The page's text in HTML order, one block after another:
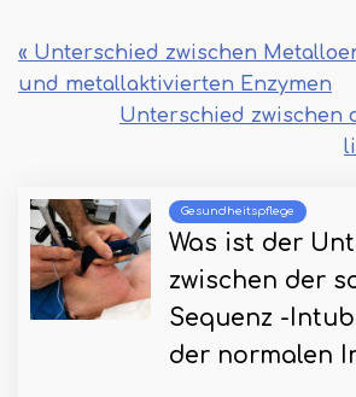
« Unterschied zwischen
und metallaktivierten Enzymen
Unterschied zwischen
Gesundheitspflege
Was ist der
zwischen der
Sequenz -
der normalen